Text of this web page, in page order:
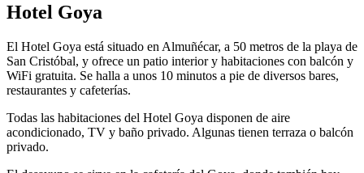
Hotel Goya
El Hotel Goya está situado en Almuñécar, a 50 metros de la playa de
San Cristóbal, y ofrece un patio interior y habitaciones con balcón y
WiFi gratuita. Se halla a unos 10 minutos a pie de diversos bares,
restaurantes y cafeterías.
Todas las habitaciones del Hotel Goya disponen de aire
acondicionado, TV y baño privado. Algunas tienen terraza o balcón
privado.